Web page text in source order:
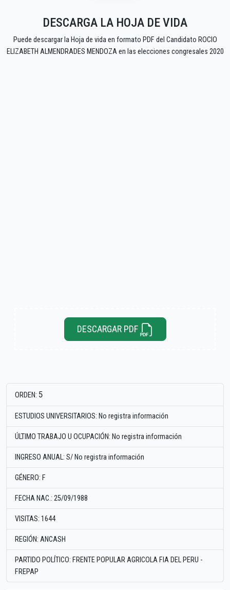
DESCARGA LA HOJA DE VIDA
Puede descargar la Hoja de vida en formato PDF del Candidato ROCIO
ELIZABETH ALMENDRADES MENDOZA en las elecciones congresales 2020
DESCARGAR PDF
ORDEN: 5
ESTUDIOS UNIVERSITARIOS: No registra información
ÚLTIMO TRABAJO U OCUPACIÓN: No registra información
INGRESO ANUAL: S/ No registra información
GÉNERO: F
FECHA NAC.: 25/09/1988
VISITAS: 1644
REGIÓN: ANCASH
PARTIDO POLÍTICO: FRENTE POPULAR AGRICOLA FIA DEL PERU -
FREPAP